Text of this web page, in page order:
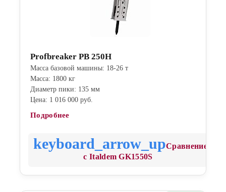
Profbreaker PB 250H
Масса базовой машины: 18-26 т
Масса: 1800 кг
Диаметр пики: 135 мм
Цена: 1 016 000 руб.
Подробнее
Сравнение
с Italdem GK1550S